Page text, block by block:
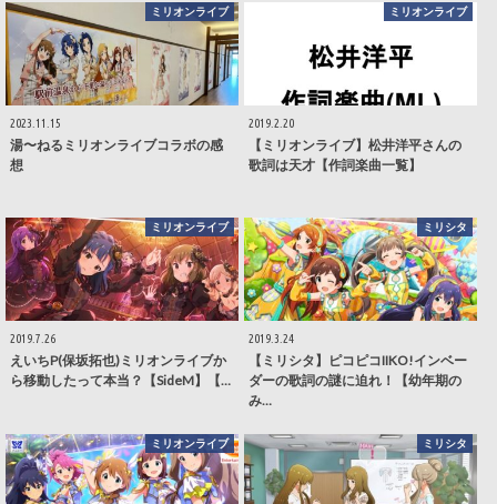
ミリオンライブ
2023.11.15
湯〜ねるミリオンライブコラボの感
想
ミリオンライブ
2019.2.20
【ミリオンライブ】松井洋平さんの
歌詞は天才【作詞楽曲一覧】
ミリオンライブ
2019.7.26
えいちP(保坂拓也)ミリオンライブか
ら移動したって本当？【SideM】【…
ミリシタ
2019.3.24
【ミリシタ】ピコピコIIKO!インベー
ダーの歌詞の謎に迫れ！【幼年期の
み…
ミリオンライブ ミリシタ